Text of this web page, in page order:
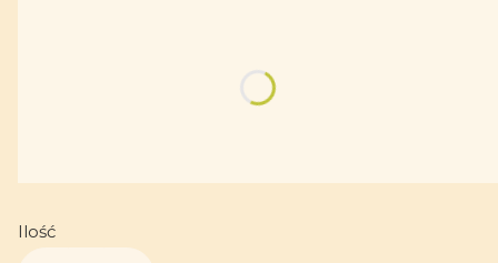
Personalizacja (rok, imię itd.)
Ilość